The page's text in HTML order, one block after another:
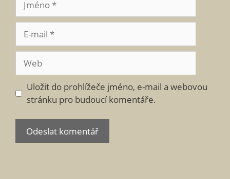
mail
Uložit do prohlížeče jméno, e-mail a webovou
stránku pro budoucí komentáře.